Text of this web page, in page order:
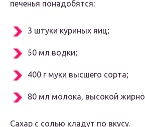
печенья понадобятся:
3 штуки куриных яиц;
50 мл водки;
400 г муки высшего сорта;
80 мл молока, высокой
Сахар с солью кладут по вкусу.